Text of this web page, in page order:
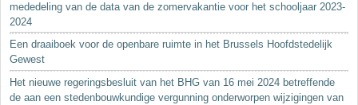
mededeling van de data van de zomervakantie voor het schooljaar 2023-
2024
Een draaiboek voor de openbare ruimte in het Brussels Hoofdstedelijk
Gewest
Het nieuwe regeringsbesluit van het BHG van 16 mei 2024 betreffende
de aan een stedenbouwkundige vergunning onderworpen wijzigingen van